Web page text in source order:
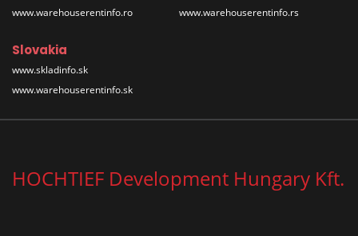
www.warehouserentinfo.ro
www.warehouserentinfo.rs
Slovakia
www.skladinfo.sk
www.warehouserentinfo.sk
HOCHTIEF Development Hungary Kft.